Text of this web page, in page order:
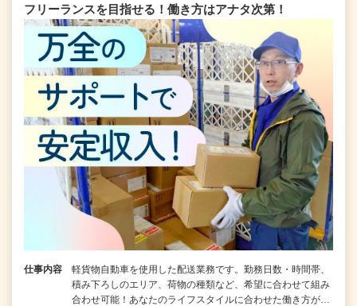
フリーランスを目指せる！働き方はアナタ次第！
仕事内容
軽貨物自動車を使用した配送業務です。勤務日数・時間帯、
積み下ろしのエリア、荷物の種類など、希望に合わせて組み
合わせ可能！あなたのライフスタイルに合わせた働き方が…